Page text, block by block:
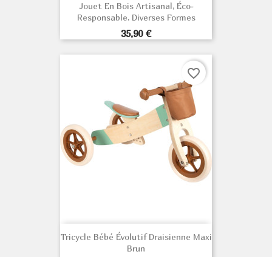
Jouet En Bois Artisanal, Éco-
Responsable, Diverses Formes
Prix
35,90 €
Tricycle Bébé Évolutif Draisienne Maxi
Brun
favorite_border